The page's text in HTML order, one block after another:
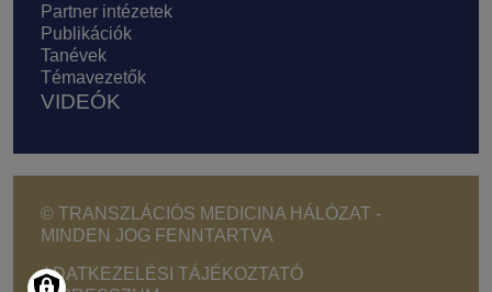
Partner intézetek
Publikációk
Tanévek
Témavezetők
VIDEÓK
© TRANSZLÁCIÓS MEDICINA HÁLÓZAT -
MINDEN JOG FENNTARTVA
Footer - Copyright menu
ADATKEZELÉSI TÁJÉKOZTATÓ